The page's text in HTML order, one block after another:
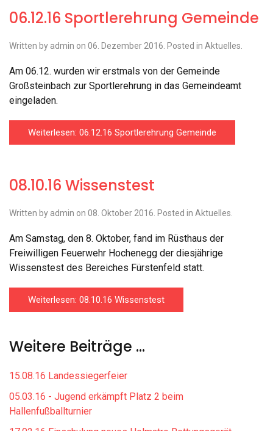
06.12.16 Sportlerehrung Gemeinde
Written by admin on 06. Dezember 2016 . Posted in Aktuelles
Am 06.12. wurden wir erstmals von der Gemeinde
Großsteinbach zur Sportlerehrung in das Gemeindeamt
eingeladen.
Weiterlesen: 06.12.16 Sportlerehrung Gemeinde
08.10.16 Wissenstest
Written by admin on 08. Oktober 2016 . Posted in Aktuelles
Am Samstag, den 8. Oktober, fand im Rüsthaus der
Freiwilligen Feuerwehr Hochenegg der diesjährige
Wissenstest des Bereiches Fürstenfeld statt.
Weiterlesen: 08.10.16 Wissenstest
Weitere Beiträge …
15.08.16 Landessiegerfeier
05.03.16 - Jugend erkämpft Platz 2 beim
Hallenfußballturnier